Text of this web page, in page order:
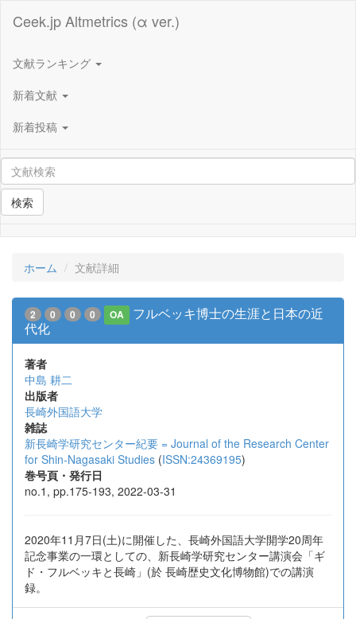
Ceek.jp Altmetrics (α ver.)
文献ランキング
新着文献
新着投稿
検索
ホーム 文献詳細
2 0 0 0 OA
フルベッキ博士の生涯と日本の近
代化
著者
中島 耕二
出版者
長崎外国語大学
雑誌
新長崎学研究センター紀要 = Journal of the Research Center
for Shin-Nagasaki Studies (ISSN:24369195)
巻号頁・発行日
no.1, pp.175-193, 2022-03-31
2020年11月7日(土)に開催した、長崎外国語大学開学20周年
記念事業の一環としての、新長崎学研究センター講演会「ギ
ド・フルベッキと長崎」(於 長崎歴史文化博物館)での講演
録。